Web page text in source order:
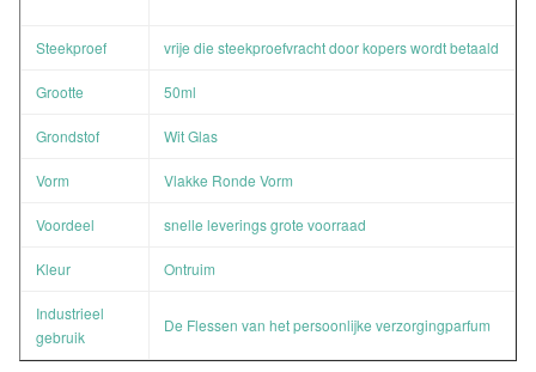
Steekproef vrije die steekproefvracht door kopers wordt betaald
Grootte 50ml
Grondstof Wit Glas
Vorm Vlakke Ronde Vorm
Voordeel snelle leverings grote voorraad
Kleur Ontruim
Industrieel
gebruik
De Flessen van het persoonlijke verzorgingparfum